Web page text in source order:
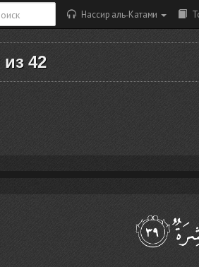
Нассир аль-Катами
из 42